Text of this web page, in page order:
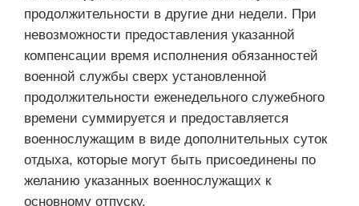
продолжительности в другие дни недели. При
невозможности предоставления указанной
компенсации время исполнения обязанностей
военной службы сверх установленной
продолжительности еженедельного служебного
времени суммируется и предоставляется
военнослужащим в виде дополнительных суток
отдыха, которые могут быть присоединены по
желанию указанных военнослужащих к
основному отпуску.